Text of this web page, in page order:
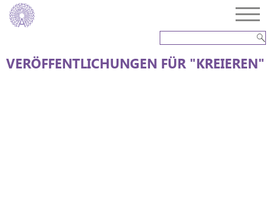
VERÖFFENTLICHUNGEN FÜR "KREIEREN"